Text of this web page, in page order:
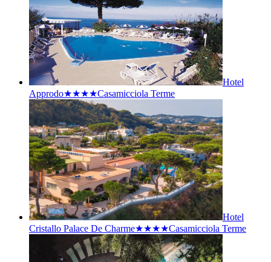
Hotel
Approdo★★★★Casamicciola Terme
Hotel
Cristallo Palace De Charme★★★★Casamicciola Terme